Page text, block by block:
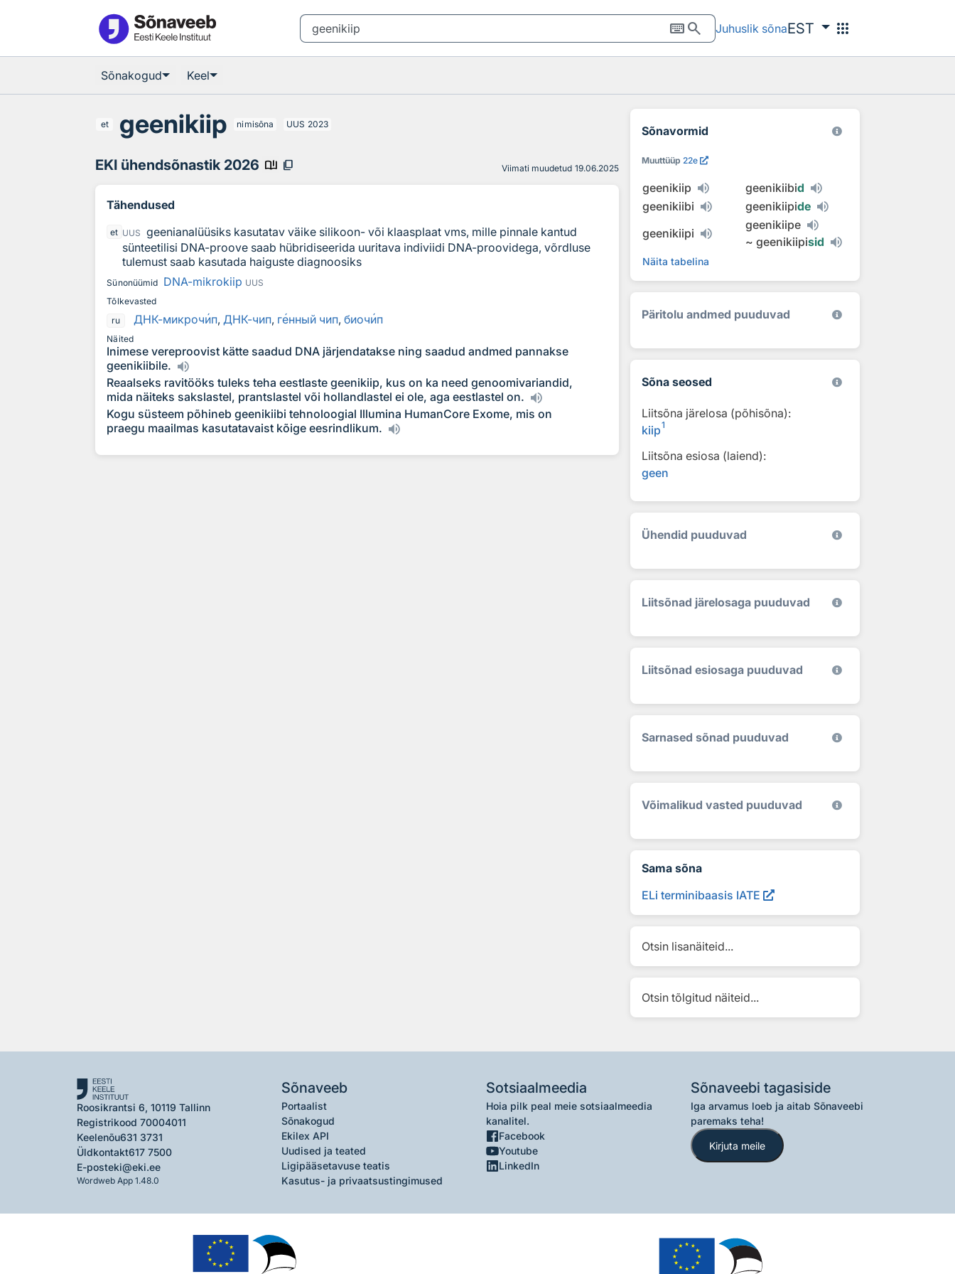
keyboardsearch Juhuslik sõnaEST apps
Sõnakogud Keel
et geenikiip nimisõna UUS 2023
EKI ühendsõnastik 2026 book_ribbon content_copy Viimati muudetud 19.06.2025
Tähendused
et UUS geenianalüüsiks kasutatav väike silikoon- või klaasplaat vms, mille pinnale kantud
sünteetilisi DNA-proove saab hübridiseerida uuritava indiviidi DNA-proovidega, võrdluse
tulemust saab kasutada haiguste diagnoosiks
Sünonüümid DNA-mikrokiip UUS
Tõlkevasted
ru
ДНК-микрочип, ДНК-чип, генный чип, биочип
Näited
Inimese vereproovist kätte saadud DNA järjendatakse ning saadud andmed pannakse
geenikiibile.
Reaalseks ravitööks tuleks teha eestlaste geenikiip, kus on ka need genoomivariandid,
mida näiteks sakslastel, prantslastel või hollandlastel ei ole, aga eestlastel on.
Kogu süsteem põhineb geenikiibi tehnoloogial Illumina HumanCore Exome, mis on
praegu maailmas kasutatavaist kõige eesrindlikum.
Sõnavormid
Muuttüüp 22e
geenikiip geenikiibid
geenikiibi
geenikiipide
geenikiipi
geenikiipe
~ geenikiipisid
Näita tabelina
Päritolu andmed puuduvad
Sõna seosed
Liitsõna järelosa (põhisõna):
kiip1
Liitsõna esiosa (laiend):
geen
Ühendid puuduvad
Liitsõnad järelosaga puuduvad
Liitsõnad esiosaga puuduvad
Sarnased sõnad puuduvad
Võimalikud vasted puuduvad
Sama sõna
ELi terminibaasis IATE
Otsin lisanäiteid...
Otsin tõlgitud näiteid...
Roosikrantsi 6, 10119 Tallinn
Registrikood 70004011
Keelenõu631 3731
Üldkontakt617 7500
E-posteki@eki.ee
Wordweb App 1.48.0
Sõnaveeb
Portaalist
Sõnakogud
Ekilex API
Uudised ja teated
Ligipääsetavuse teatis
Kasutus- ja privaatsustingimused
Sotsiaalmeedia
Hoia pilk peal meie sotsiaalmeedia
kanalitel.
Facebook
Youtube
LinkedIn
Sõnaveebi tagasiside
Iga arvamus loeb ja aitab Sõnaveebi
paremaks teha!
Kirjuta meile